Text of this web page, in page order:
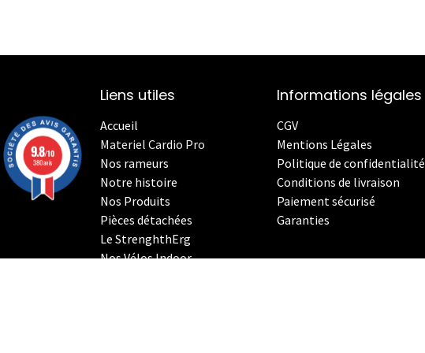
Liens utiles
Accueil
Materiel Cardio Pro
Nos rameurs
Notre histoire
Nos Produits
Pièces détachées
Le StrenghthErg
NosVélos Indoor
Informations légales
CGV
Mentions Légales
Politique de confidentialité
Conditions de livraison
Paiement sécurisé
Garanties
9.8/10
380 avis